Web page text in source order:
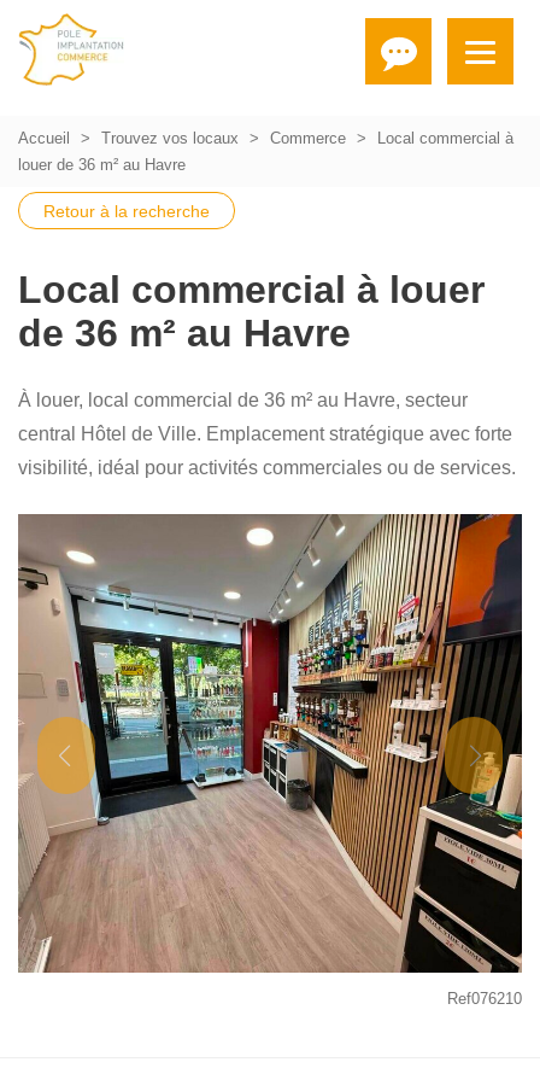
Accueil Trouvez vos locaux Commerce
Local commercial à
louer de 36 m² au Havre
Retour à la recherche
Local commercial à louer
de 36 m² au Havre
À louer, local commercial de 36 m² au Havre, secteur
central Hôtel de Ville. Emplacement stratégique avec forte
visibilité, idéal pour activités commerciales ou de services.
Ref076210